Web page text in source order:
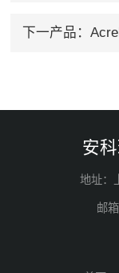
下一产品：
安
地址：
邮